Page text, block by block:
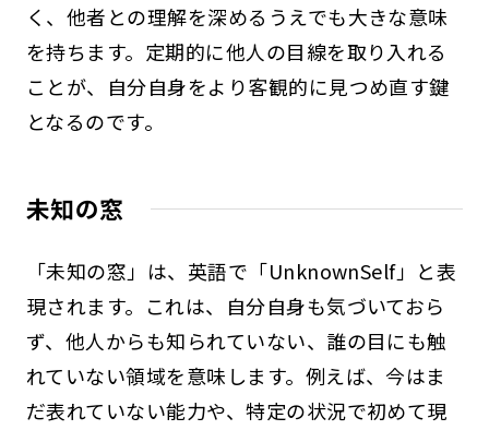
く、他者との理解を深めるうえでも大きな意味
を持ちます。定期的に他人の目線を取り入れる
ことが、自分自身をより客観的に見つめ直す鍵
となるのです。
未知の窓
「未知の窓」は、英語で「UnknownSelf」と表
現されます。これは、自分自身も気づいておら
ず、他人からも知られていない、誰の目にも触
れていない領域を意味します。例えば、今はま
だ表れていない能力や、特定の状況で初めて現